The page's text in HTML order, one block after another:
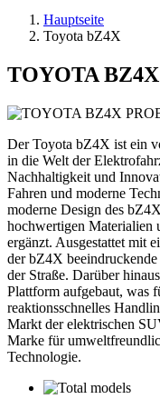
Hauptseite
Toyota bZ4X
TOYOTA
Der Toyota bZ4X ist ein
in die Welt der
Nachhaltigkeit und
Fahren und moderne
moderne Design des
hochwertigen Materialien
ergänzt. Ausgestattet mit
der bZ4X
der Straße. Darüber
Plattform aufgebaut, was
reaktionsschnelles
Markt der elektrischen
Marke für
Technologie.